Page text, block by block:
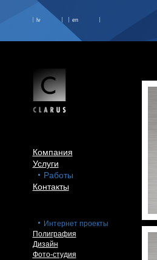
lv en
Компания
Услуги
Работы
Контакты
Интернет проекты
Полиграфия
Дизайн
Фото-студия